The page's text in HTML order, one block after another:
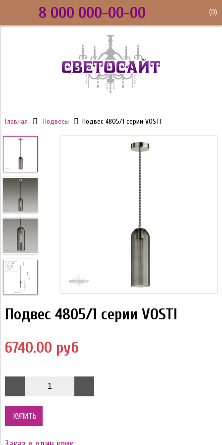
8 000 000-00-00 (0)
Главная Подвесы Подвес 4805/1 серии VOSTI
Подвес 4805/1 серии VOSTI
6740.00 руб
КУПИТЬ